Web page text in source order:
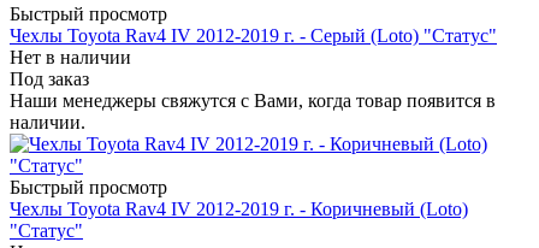
Быстрый просмотр
Чехлы Toyota Rav4 IV 2012-2019 г. - Серый (Loto) "Статус"
Нет в наличии
Под заказ
Наши менеджеры свяжутся с Вами, когда товар появится в
наличии.
Быстрый просмотр
Чехлы Toyota Rav4 IV 2012-2019 г. - Коричневый (Loto)
"Статус"